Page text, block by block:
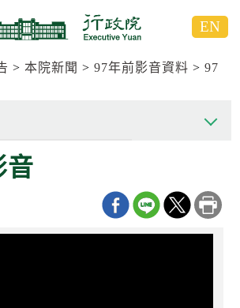
EN
本院新聞 97年前影音資料
97
音